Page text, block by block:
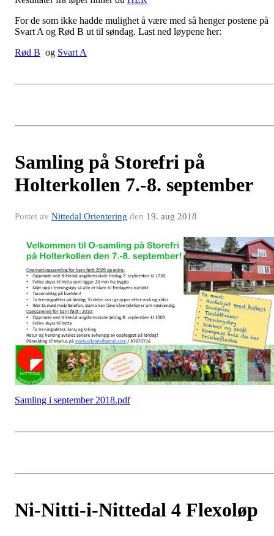
For de som ikke hadde mulighet å være med så henger postene på
Svart A og Rød B ut til søndag. Last ned løypene her:
Rød B og Svart A
Samling på Storefri på
Holterkollen 7.-8. september
Postet av Nittedal Orientering den 19. aug 2018
Samling i september 2018.pdf
Ni-Nitti-i-Nittedal 4 Flexoløp